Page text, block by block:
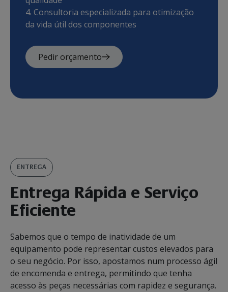
4. Consultoria especializada para otimização
da vida útil dos componentes
Pedir orçamento
ENTREGA
Entrega Rápida e Serviço
Eficiente
Sabemos que o tempo de inatividade de um
equipamento pode representar custos elevados para
o seu negócio. Por isso, apostamos num processo ágil
de encomenda e entrega, permitindo que tenha
acesso às peças necessárias com rapidez e segurança.